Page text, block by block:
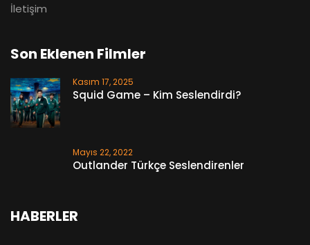
İletişim
Son Eklenen Filmler
Kasım 17, 2025
Squid Game – Kim Seslendirdi?
Mayıs 22, 2022
Outlander Türkçe Seslendirenler
HABERLER